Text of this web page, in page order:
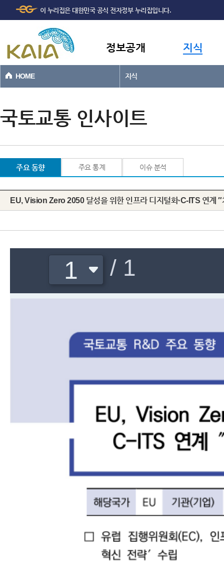
본문바로가기
이 누리집은 대한민국 공식 전자정부 누리집입니다.
정보공개 지식
HOME 지식
국토교통 인사이트
주요 동향 주요 통계 이슈 분석
EU, Vision Zero 2050 달성을 위한 인프라 디지털화·C-ITS 연계